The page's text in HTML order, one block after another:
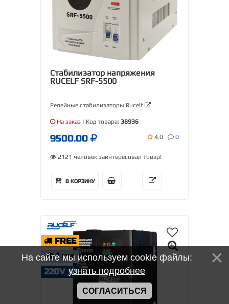
Стабилизатор напряжения
RUCELF SRF-5500
Релейные стабилизаторы Rucelf
На заказ | Код товара: 38936
9500.00 4.0 0
2121 человек заинтересовал товар!
В КОРЗИНУ
FREE
1 ГОД
220V
На сайте мы используем cookie файлы:
узнать подробнее
СОГЛАСИТЬСЯ